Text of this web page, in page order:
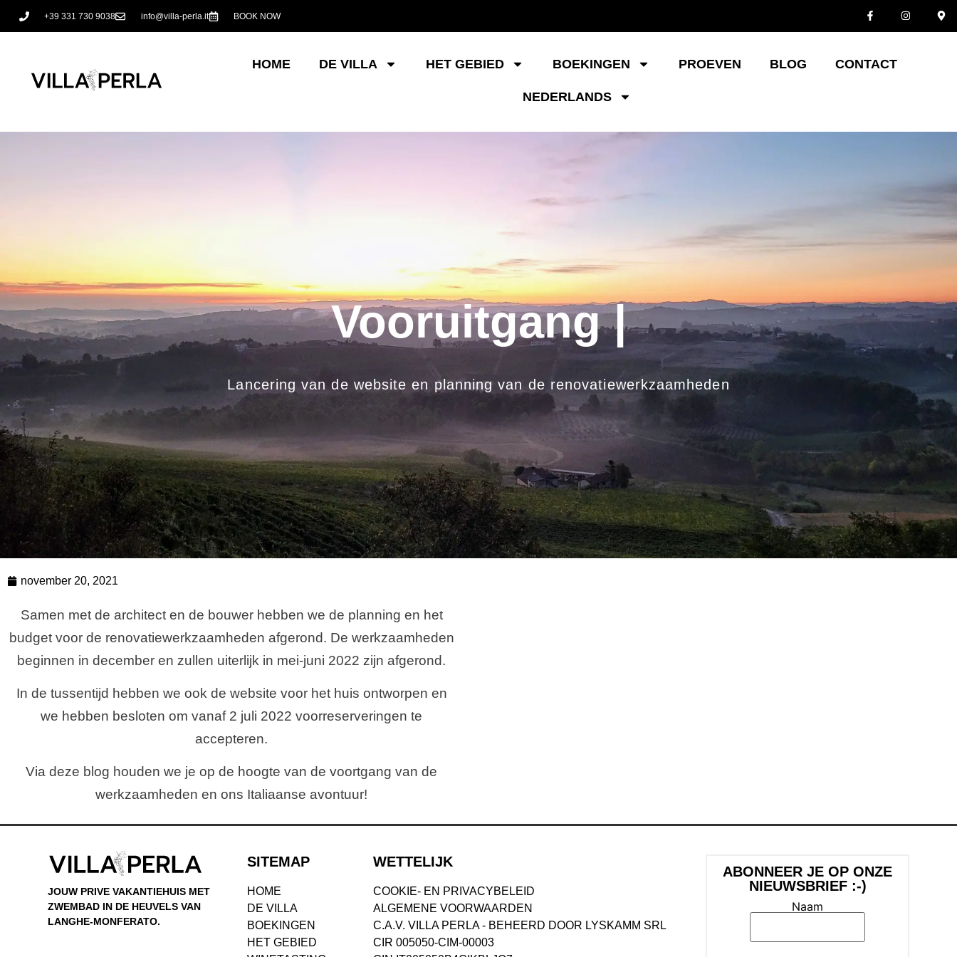
+39 331 730 9038 info@villa-perla.it BOOK NOW
HOME DE VILLA HET GEBIED BOEKINGEN PROEVEN BLOG CONTACT
NEDERLANDS
Vooruitgang |
Lancering van de website en planning van de renovatiewerkzaamheden
november 20, 2021
Samen met de architect en de bouwer hebben we de planning en het
budget voor de renovatiewerkzaamheden afgerond. De werkzaamheden
beginnen in december en zullen uiterlijk in mei-juni 2022 zijn afgerond.
In de tussentijd hebben we ook de website voor het huis ontworpen en
we hebben besloten om vanaf 2 juli 2022 voorreserveringen te
accepteren.
Via deze blog houden we je op de hoogte van de voortgang van de
werkzaamheden en ons Italiaanse avontuur!
JOUW PRIVE VAKANTIEHUIS MET
ZWEMBAD IN DE HEUVELS VAN
LANGHE-MONFERATO.
SITEMAP
HOME
DE VILLA
BOEKINGEN
HET GEBIED
WETTELIJK
COOKIE- EN PRIVACYBELEID
ALGEMENE VOORWAARDEN
C.A.V. VILLA PERLA - BEHEERD DOOR LYSKAMM SRL
CIR 005050-CIM-00003
ABONNEER JE OP ONZE
NIEUWSBRIEF :-)
Naam